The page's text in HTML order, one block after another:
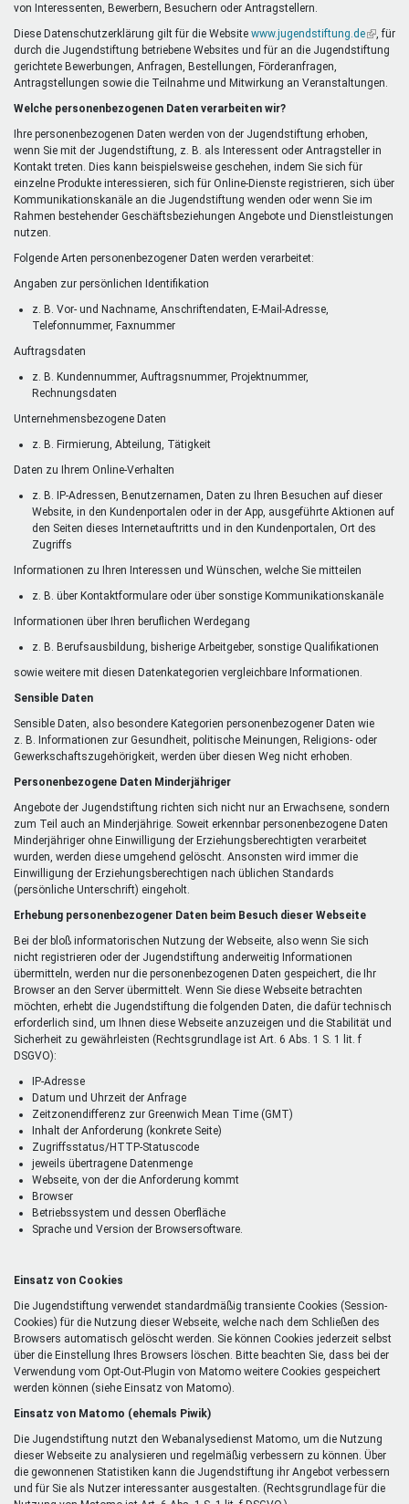
von Interessenten, Bewerbern, Besuchern oder Antragstellern.
Diese Datenschutzerklärung gilt für die Website www.jugendstiftung.de(Link
ist
, für
durch die Jugendstiftung betriebene Websites und für an die Jugendstiftung
gerichtete Bewerbungen, Anfragen, Bestellungen, Förderanfragen,
Antragstellungen sowie die Teilnahme und Mitwirkung an Veranstaltungen.
Welche personenbezogenen Daten verarbeiten wir?
Ihre personenbezogenen Daten werden von der Jugendstiftung erhoben,
wenn Sie mit der Jugendstiftung, z. B. als Interessent oder Antragsteller in
Kontakt treten. Dies kann beispielsweise geschehen, indem Sie sich für
einzelne Produkte interessieren, sich für Online-Dienste registrieren, sich über
Kommunikationskanäle an die Jugendstiftung wenden oder wenn Sie im
Rahmen bestehender Geschäftsbeziehungen Angebote und Dienstleistungen
nutzen.
Folgende Arten personenbezogener Daten werden verarbeitet:
Angaben zur persönlichen Identifikation
z. B. Vor- und Nachname, Anschriftendaten, E-Mail-Adresse,
Telefonnummer, Faxnummer
Auftragsdaten
z. B. Kundennummer, Auftragsnummer, Projektnummer,
Rechnungsdaten
Unternehmensbezogene Daten
z. B. Firmierung, Abteilung, Tätigkeit
Daten zu Ihrem Online-Verhalten
z. B. IP-Adressen, Benutzernamen, Daten zu Ihren Besuchen auf dieser
Website, in den Kundenportalen oder in der App, ausgeführte Aktionen auf
den Seiten dieses Internetauftritts und in den Kundenportalen, Ort des
Zugriffs
Informationen zu Ihren Interessen und Wünschen, welche Sie mitteilen
z. B. über Kontaktformulare oder über sonstige Kommunikationskanäle
Informationen über Ihren beruflichen Werdegang
z. B. Berufsausbildung, bisherige Arbeitgeber, sonstige Qualifikationen
sowie weitere mit diesen Datenkategorien vergleichbare Informationen.
Sensible Daten
Sensible Daten, also besondere Kategorien personenbezogener Daten wie
z. B. Informationen zur Gesundheit, politische Meinungen, Religions- oder
Gewerkschaftszugehörigkeit, werden über diesen Weg nicht erhoben.
Personenbezogene Daten Minderjähriger
Angebote der Jugendstiftung richten sich nicht nur an Erwachsene, sondern
zum Teil auch an Minderjährige. Soweit erkennbar personenbezogene Daten
Minderjähriger ohne Einwilligung der Erziehungsberechtigten verarbeitet
wurden, werden diese umgehend gelöscht. Ansonsten wird immer die
Einwilligung der Erziehungsberechtigen nach üblichen Standards
(persönliche Unterschrift) eingeholt.
Erhebung personenbezogener Daten beim Besuch dieser Webseite
Bei der bloß informatorischen Nutzung der Webseite, also wenn Sie sich
nicht registrieren oder der Jugendstiftung anderweitig Informationen
übermitteln, werden nur die personenbezogenen Daten gespeichert, die Ihr
Browser an den Server übermittelt. Wenn Sie diese Webseite betrachten
möchten, erhebt die Jugendstiftung die folgenden Daten, die dafür technisch
erforderlich sind, um Ihnen diese Webseite anzuzeigen und die Stabilität und
Sicherheit zu gewährleisten (Rechtsgrundlage ist Art. 6 Abs. 1 S. 1 lit. f
DSGVO):
IP-Adresse
Datum und Uhrzeit der Anfrage
Zeitzonendifferenz zur Greenwich Mean Time (GMT)
Inhalt der Anforderung (konkrete Seite)
Zugriffsstatus/HTTP-Statuscode
jeweils übertragene Datenmenge
Webseite, von der die Anforderung kommt
Browser
Betriebssystem und dessen Oberfläche
Sprache und Version der Browsersoftware.
Einsatz von Cookies
Die Jugendstiftung verwendet standardmäßig transiente Cookies (Session-
Cookies) für die Nutzung dieser Webseite, welche nach dem Schließen des
Browsers automatisch gelöscht werden. Sie können Cookies jederzeit selbst
über die Einstellung Ihres Browsers löschen. Bitte beachten Sie, dass bei der
Verwendung vom Opt-Out-Plugin von Matomo weitere Cookies gespeichert
werden können (siehe Einsatz von Matomo).
Einsatz von Matomo (ehemals Piwik)
Die Jugendstiftung nutzt den Webanalysedienst Matomo, um die Nutzung
dieser Webseite zu analysieren und regelmäßig verbessern zu können. Über
die gewonnenen Statistiken kann die Jugendstiftung ihr Angebot verbessern
und für Sie als Nutzer interessanter ausgestalten. (Rechtsgrundlage für die